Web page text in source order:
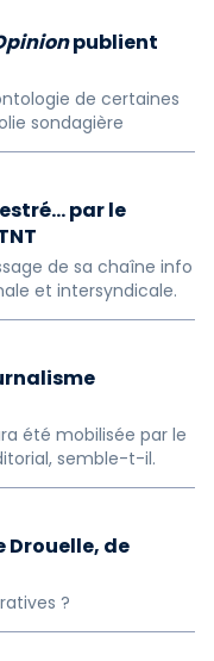
publient
de certaines
sondagière
par le
de sa chaîne info
et intersyndicale.
été mobilisée par le
semble-t-il.
Drouelle, de
?